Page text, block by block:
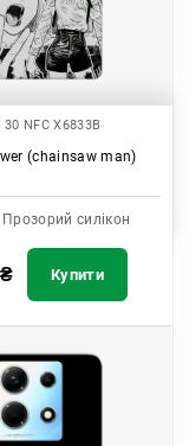
NFC X6833B
(chainsaw man)
Прозорий силікон
₴ Купити